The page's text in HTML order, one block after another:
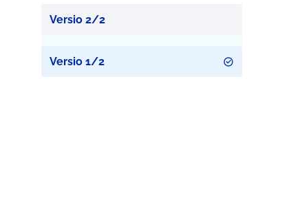
Versio 2/2
Versio 1/2